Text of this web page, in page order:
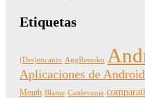
Etiquetas
(Des)encanto AggRetsuko
Aplicaciones de
Mouth Blame Castlevania